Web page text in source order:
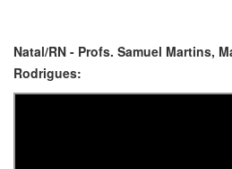
Natal/RN - Profs. Samuel Martins,
Rodrigues: